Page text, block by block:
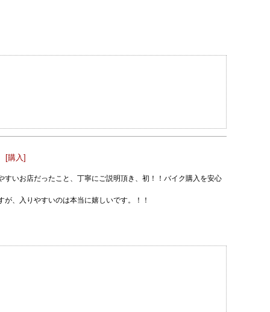
[購入]
いお店だったこと、丁寧にご説明頂き、初！！バイク購入を安心
、入りやすいのは本当に嬉しいです。！！